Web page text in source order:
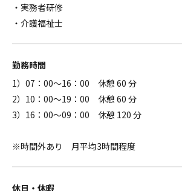
・実務者研修
・介護福祉士
勤務時間
1）07：00～16：00 休憩 60 分
2）10：00～19：00 休憩 60 分
3）16：00～09：00 休憩 120 分
※時間外あり 月平均3時間程度
休日・休暇